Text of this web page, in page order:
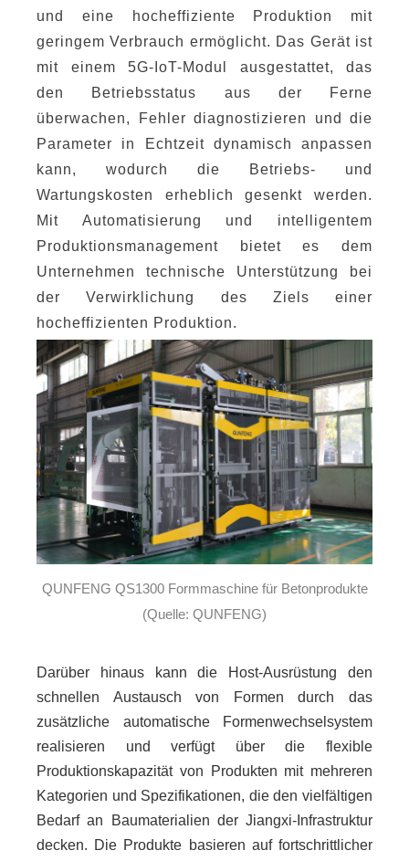
und eine hocheffiziente Produktion mit
geringem Verbrauch ermöglicht. Das Gerät ist
mit einem 5G-IoT-Modul ausgestattet, das
den Betriebsstatus aus der Ferne
überwachen, Fehler diagnostizieren und die
Parameter in Echtzeit dynamisch anpassen
kann, wodurch die Betriebs- und
Wartungskosten erheblich gesenkt werden.
Mit Automatisierung und intelligentem
Produktionsmanagement bietet es dem
Unternehmen technische Unterstützung bei
der Verwirklichung des Ziels einer
hocheffizienten Produktion.
QUNFENG QS1300 Formmaschine für Betonprodukte
(Quelle: QUNFENG)
Darüber hinaus kann die Host-Ausrüstung den
schnellen Austausch von Formen durch das
zusätzliche automatische Formenwechselsystem
realisieren und verfügt über die flexible
Produktionskapazität von Produkten mit mehreren
Kategorien und Spezifikationen, die den vielfältigen
Bedarf an Baumaterialien der Jiangxi-Infrastruktur
decken. Die Produkte basieren auf fortschrittlicher